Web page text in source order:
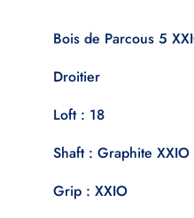
Bois de Parcous 5
Droitier
Loft : 18
Shaft : Graphite
Grip : XXIO